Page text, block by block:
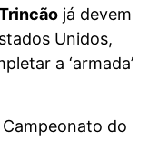
já devem
Unidos,
a ‘armada’
do